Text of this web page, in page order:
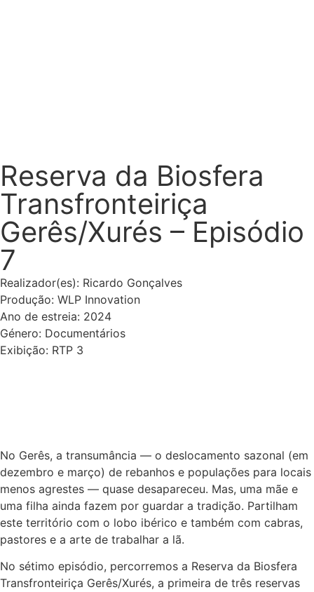
Reserva da Biosfera
Transfronteiriça
Gerês/Xurés – Episódio
7
Realizador(es): Ricardo Gonçalves
Produção: WLP Innovation
Ano de estreia: 2024
Género: Documentários
Exibição: RTP 3
No Gerês, a transumância — o deslocamento sazonal (em
dezembro e março) de rebanhos e populações para locais
menos agrestes — quase desapareceu. Mas, uma mãe e
uma filha ainda fazem por guardar a tradição. Partilham
este território com o lobo ibérico e também com cabras,
pastores e a arte de trabalhar a lã.
No sétimo episódio, percorremos a Reserva da Biosfera
Transfronteiriça Gerês/Xurés, a primeira de três reservas